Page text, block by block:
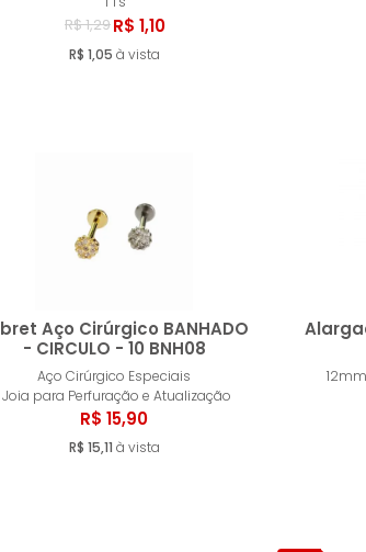
R$ 1,29R$ 1,10
R$ 1,05 à vista
Comprar
Aço Cirúrgico BANHADO
- CIRCULO - 10 BNH08
Aço Cirúrgico Especiais
Joia para Perfuração e Atualização
R$ 15,90
R$ 15,11 à vista
Comprar
12mm